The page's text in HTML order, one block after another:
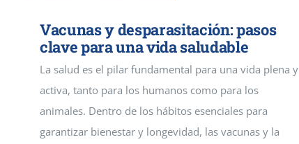
Vacunas y desparasitación: pasos
clave para una vida saludable
La salud es el pilar fundamental para una vida plena y
activa, tanto para los humanos como para los
animales. Dentro de los hábitos esenciales para
garantizar bienestar y longevidad, las vacunas y la